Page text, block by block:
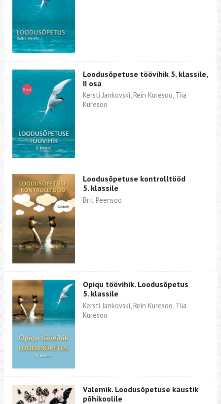
Loodusõpetuse töövihik 5. klassile,
II osa
Kersti Jankovski, Rein Kuresoo, Tiia
Kuresoo
Loodusõpetuse kontrolltööd
5. klassile
Brit Peensoo
Opiqu töövihik. Loodusõpetus
5. klassile
Kersti Jankovski, Rein Kuresoo, Tiia
Kuresoo
Valemik. Loodusõpetuse kaustik
põhikoolile